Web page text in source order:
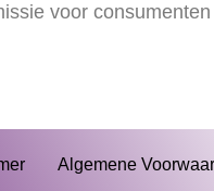
voor
Algemene